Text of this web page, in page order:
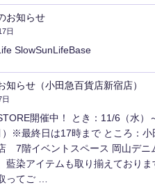
お知らせ
日
SlowSunLifeBase
知らせ（小田急百貨店新宿店）
開催中！ とき：11/6（水）
）※最終日は17時まで ところ：小
7階イベントスペース 岡山デニ
藍染アイテムも取り揃えておりま
ってご …